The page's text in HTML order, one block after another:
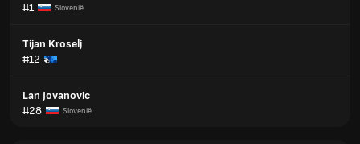
#1
Slovenië
Tijan Kroselj
#12
Lan Jovanovic
#28
Slovenië